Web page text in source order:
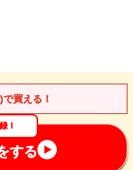
で買える！
！
する